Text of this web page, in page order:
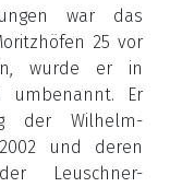
war das
25 vor
wurde er in
umbenannt. Er
der Wilhelm-
und deren
Leuschner-